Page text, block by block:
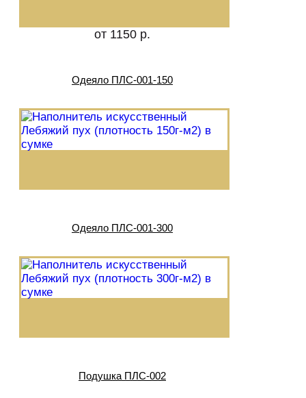
от 1150 р.
Одеяло ПЛС-001-150
Одеяло ПЛС-001-300
Подушка ПЛС-002